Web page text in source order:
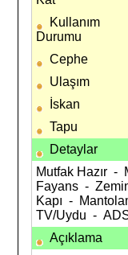
Kullanım
Durumu
Cephe
Ulaşım
İskan
Tapu
Detaylar
Mutfak Hazır -
Fayans -
Kapı -
TV/Uydu -
Açıklama